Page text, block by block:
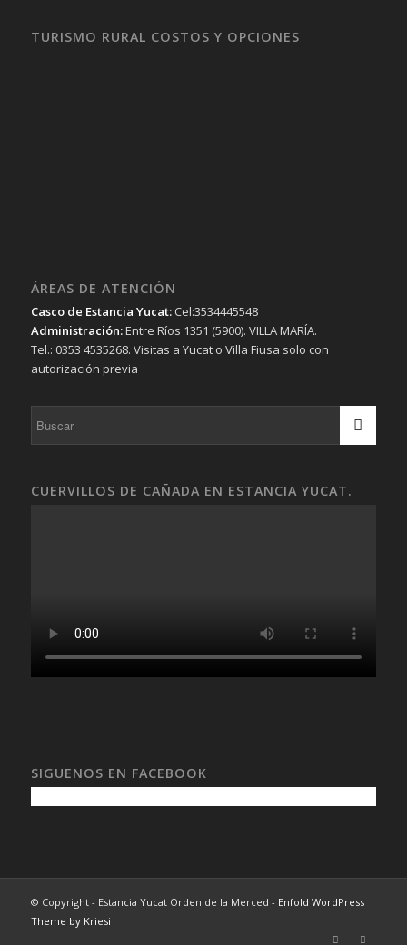
TURISMO RURAL COSTOS Y OPCIONES
ÁREAS DE ATENCIÓN
Casco de Estancia Yucat:Cel:3534445548
Administración:Entre Ríos 1351 (5900). VILLA MARÍA.
Tel.: 0353 4535268. Visitas a Yucat o Villa Fiusa solo con
autorización previa
CUERVILLOS DE CAÑADA EN ESTANCIA YUCAT.
SIGUENOS EN FACEBOOK
© Copyright - Estancia Yucat Orden de la Merced - Enfold WordPress
Theme by Kriesi